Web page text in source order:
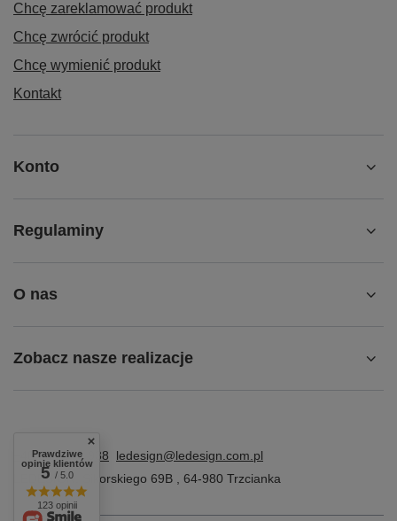
Chcę zareklamować produkt
Chcę zwrócić produkt
Chcę wymienić produkt
Kontakt
Konto
Regulaminy
O nas
Zobacz nasze realizacje
+48 609 573 938
ledesign@ledesign.com.pl
LEDESIGN
Sikorskiego 69B , 64-980 Trzcianka
Prawdziwe
opinie klientów
5/ 5.0
123 opinii